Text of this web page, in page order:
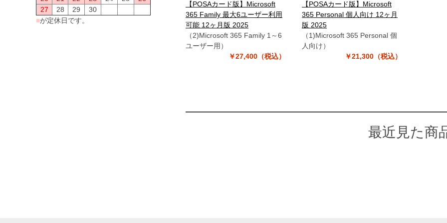
27
28 29
30
■が定休日です。
【POSAカード版】Microsoft
365 Family 最大6ユーザー利用
可能 12ヶ月版 2025
（2)Microsoft 365 Family 1～6
ユーザー用）
￥27,400（税込）
【POSAカード版】Microsoft
365 Personal 個人向け 12ヶ月
版 2025
（1)Microsoft 365 Personal 個
人向け）
￥21,300（税込）
最近見た商